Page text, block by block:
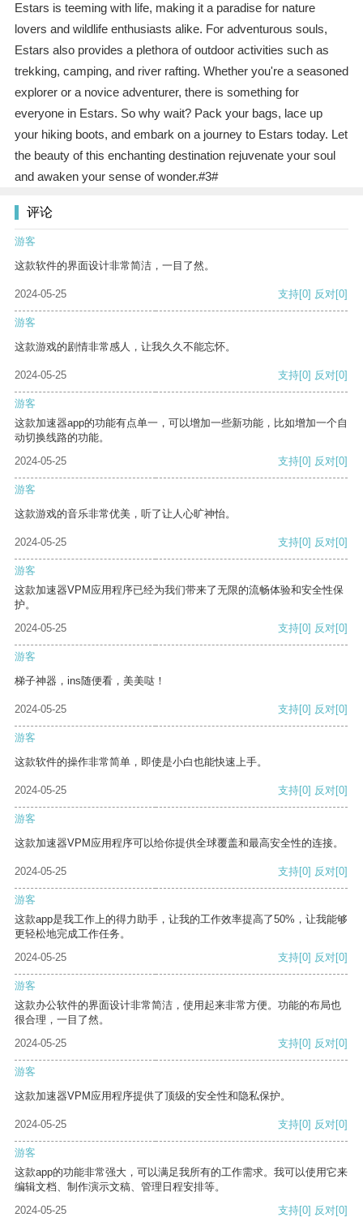
Estars is teeming with life, making it a paradise for nature
lovers and wildlife enthusiasts alike. For adventurous souls,
Estars also provides a plethora of outdoor activities such as
trekking, camping, and river rafting. Whether you're a seasoned
explorer or a novice adventurer, there is something for
everyone in Estars. So why wait? Pack your bags, lace up
your hiking boots, and embark on a journey to Estars today. Let
the beauty of this enchanting destination rejuvenate your soul
and awaken your sense of wonder.#3#
评论
游客
这款软件的界面设计非常简洁，一目了然。
2024-05-25 支持[0] 反对[0]
游客
这款游戏的剧情非常感人，让我久久不能忘怀。
2024-05-25 支持[0] 反对[0]
游客
这款加速器app的功能有点单一，可以增加一些新功能，比如增加一个自
动切换线路的功能。
2024-05-25
支持[0] 反对[0]
游客
这款游戏的音乐非常优美，听了让人心旷神怡。
2024-05-25 支持[0] 反对[0]
游客
这款加速器VPM应用程序已经为我们带来了无限的流畅体验和安全性保
护。
2024-05-25
支持[0] 反对[0]
游客
梯子神器，ins随便看，美美哒！
2024-05-25 支持[0] 反对[0]
游客
这款软件的操作非常简单，即使是小白也能快速上手。
2024-05-25 支持[0] 反对[0]
游客
这款加速器VPM应用程序可以给你提供全球覆盖和最高安全性的连接。
2024-05-25 支持[0] 反对[0]
游客
这款app是我工作上的得力助手，让我的工作效率提高了50%，让我能够
更轻松地完成工作任务。
2024-05-25
支持[0] 反对[0]
游客
这款办公软件的界面设计非常简洁，使用起来非常方便。功能的布局也
很合理，一目了然。
2024-05-25
支持[0] 反对[0]
游客
这款加速器VPM应用程序提供了顶级的安全性和隐私保护。
2024-05-25 支持[0] 反对[0]
游客
这款app的功能非常强大，可以满足我所有的工作需求。我可以使用它来
编辑文档、制作演示文稿、管理日程安排等。
2024-05-25
支持[0] 反对[0]